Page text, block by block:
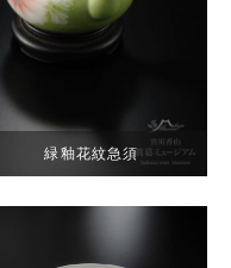
緑釉花紋急須